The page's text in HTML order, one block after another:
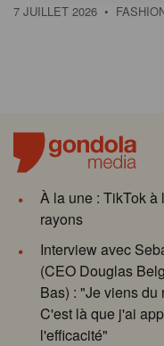
7 JUILLET 2026 •
À la une : TikTok à
rayons
Interview avec
(CEO Douglas
Bas) : "Je viens du
C'est là que j'ai
l'efficacité"